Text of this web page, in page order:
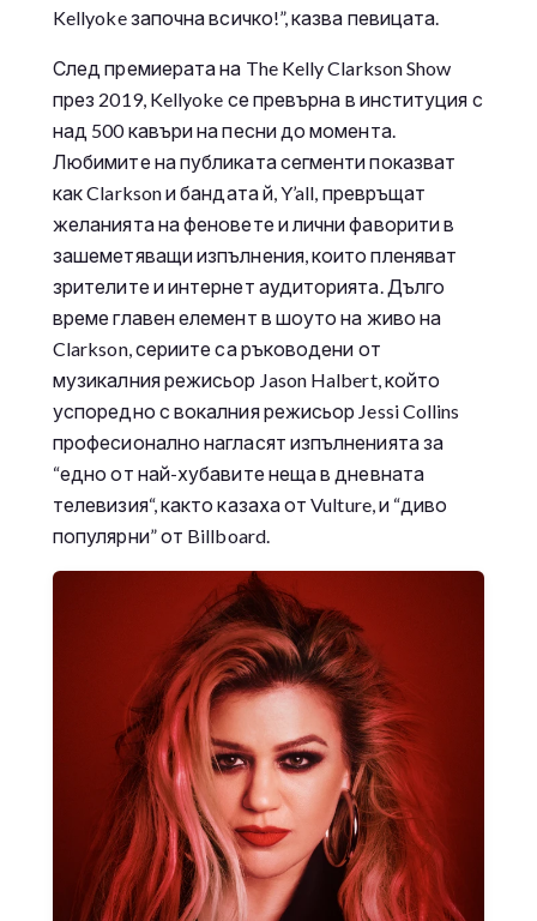
Kellyoke започна всичко!”, казва певицата.
След премиерата на The Kelly Clarkson Show
през 2019, Kellyoke се превърна в институция с
над 500 кавъри на песни до момента.
Любимите на публиката сегменти показват
как Clarkson и бандата й, Y’all, превръщат
желанията на феновете и лични фаворити в
зашеметяващи изпълнения, които пленяват
зрителите и интернет аудиторията. Дълго
време главен елемент в шоуто на живо на
Clarkson, сериите са ръководени от
музикалния режисьор Jason Halbert, който
успоредно с вокалния режисьор Jessi Collins
професионално нагласят изпълненията за
“едно от най-хубавите неща в дневната
телевизия“, както казаха от Vulture, и “диво
популярни” от Billboard.